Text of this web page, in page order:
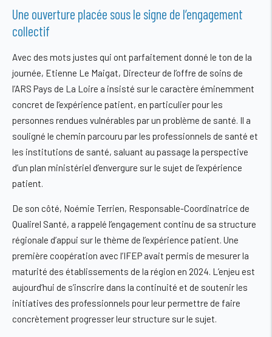
Une ouverture placée sous le signe de l’engagement
collectif
Avec des mots justes qui ont parfaitement donné le ton de la
journée, Etienne Le Maigat, Directeur de l’offre de soins de
l’ARS Pays de La Loire a insisté sur le caractère éminemment
concret de l’expérience patient, en particulier pour les
personnes rendues vulnérables par un problème de santé. Il a
souligné le chemin parcouru par les professionnels de santé et
les institutions de santé, saluant au passage la perspective
d’un plan ministériel d’envergure sur le sujet de l’expérience
patient.
De son côté, Noémie Terrien, Responsable-Coordinatrice de
Qualirel Santé, a rappelé l’engagement continu de sa structure
régionale d’appui sur le thème de l’expérience patient. Une
première coopération avec l’IFEP avait permis de mesurer la
maturité des établissements de la région en 2024. L’enjeu est
aujourd’hui de s’inscrire dans la continuité et de soutenir les
initiatives des professionnels pour leur permettre de faire
concrètement progresser leur structure sur le sujet.